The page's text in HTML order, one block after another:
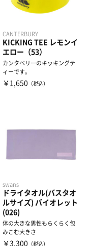
CANTERBURY
KICKING TEE レモンイ
エロー（53）
カンタベリーのキッキングテ
ィーです。
￥1,650 （税込）
swans
ドライタオル(バスタオ
ルサイズ) バイオレット
(026)
体の大きな男性もらくらく包
みこむ大きさ
￥3,300 （税込）